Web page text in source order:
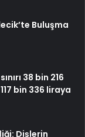
Buluşma
38 bin 216
bin 336 liraya
Dişlerin